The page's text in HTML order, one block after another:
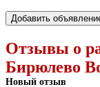
Добавить
Отзывы о
Бирюлево
Новый отзыв